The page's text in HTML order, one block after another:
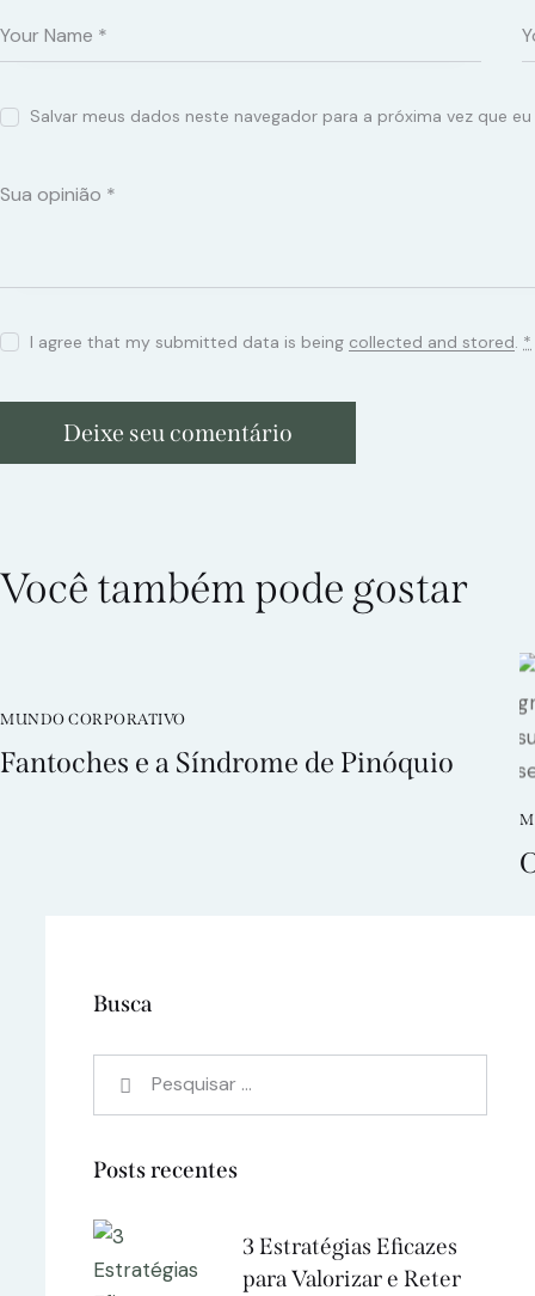
Salvar meus dados neste navegador para a próxima vez que
I agree that my submitted data is being collected and stored. *
Você também pode gostar
MUNDO CORPORATIVO
Fantoches e a Síndrome de Pinóquio
Busca
Posts recentes
3 Estratégias Eficazes
para Valorizar e Reter